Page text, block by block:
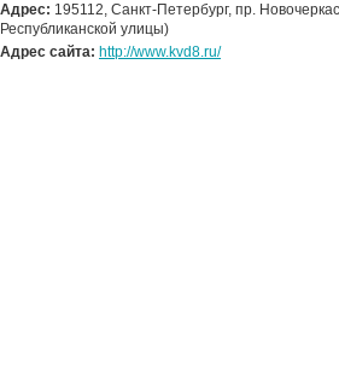
Адрес: 195112, Санкт-Петербург, пр.
Республиканской улицы)
Адрес сайта: http://www.kvd8.ru/